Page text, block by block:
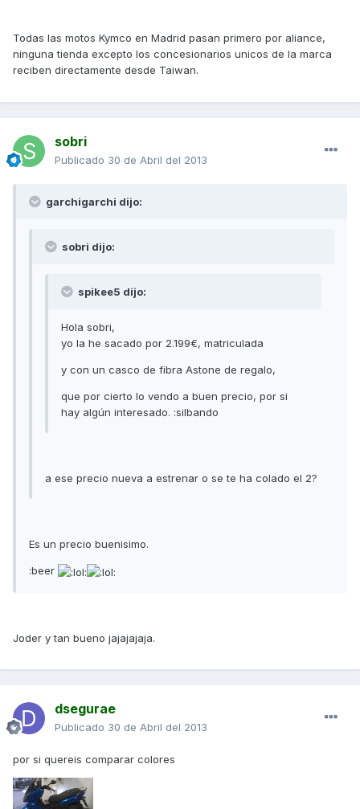
Todas las motos Kymco en Madrid pasan primero por aliance,
ninguna tienda excepto los concesionarios unicos de la marca
reciben directamente desde Taiwan.
sobri
Publicado 30 de Abril del 2013
garchigarchi dijo:
sobri dijo:
spikee5 dijo:
Hola sobri,
yo la he sacado por 2.199€, matriculada
y con un casco de fibra Astone de regalo,
que por cierto lo vendo a buen precio, por si
hay algún interesado. :silbando
a ese precio nueva a estrenar o se te ha colado el 2?
Es un precio buenisimo.
:beer
Joder y tan bueno jajajajaja.
dsegurae
Publicado 30 de Abril del 2013
por si quereis comparar colores